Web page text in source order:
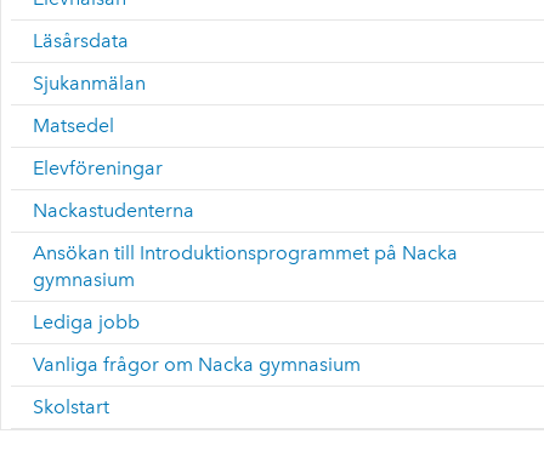
Läsårsdata
Sjukanmälan
Matsedel
Elevföreningar
Nackastudenterna
Ansökan till Introduktionsprogrammet på Nacka
gymnasium
Lediga jobb
Vanliga frågor om Nacka gymnasium
Skolstart